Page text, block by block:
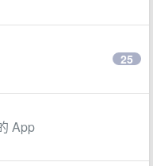
25
App